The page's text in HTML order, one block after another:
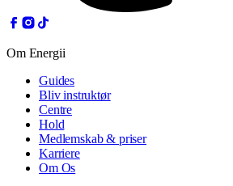
Om Energii
Guides
Bliv instruktør
Centre
Hold
Medlemskab & priser
Karriere
Om Os